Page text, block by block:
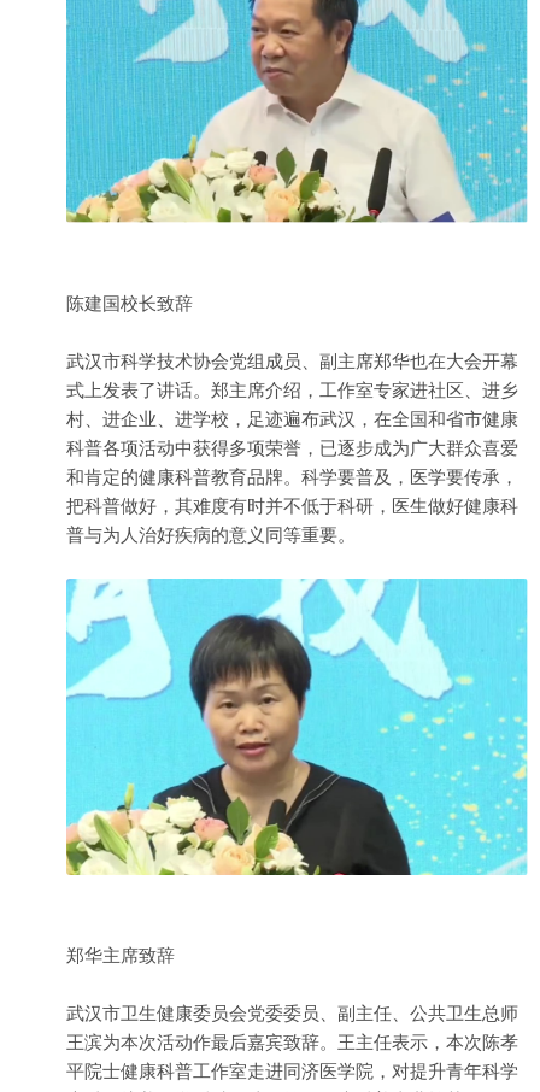
陈建国校长致辞
武汉市科学技术协会党组成员、副主席郑华也在大会开幕
式上发表了讲话。郑主席介绍，工作室专家进社区、进乡
村、进企业、进学校，足迹遍布武汉，在全国和省市健康
科普各项活动中获得多项荣誉，已逐步成为广大群众喜爱
和肯定的健康科普教育品牌。科学要普及，医学要传承，
把科普做好，其难度有时并不低于科研，医生做好健康科
普与为人治好疾病的意义同等重要。
郑华主席致辞
武汉市卫生健康委员会党委委员、副主任、公共卫生总师
王滨为本次活动作最后嘉宾致辞。王主任表示，本次陈孝
平院士健康科普工作室走进同济医学院，对提升青年科学